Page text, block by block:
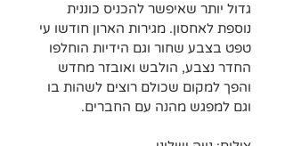
גדול יותר שאיפשר להכניס כוננית
נוספת לאחסון. מגירות הארון חודשו עי
טפט בצבע שחור וגם הידיות הוחלפו
החדר נצבע, הולבש ואובזר מחדש
והפך למקום שכולם רוצים לשהות בו
וגם למפגש מהנה עם החברים.